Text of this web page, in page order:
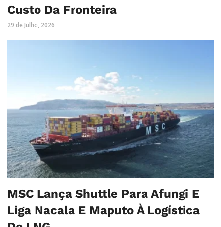
Custo Da Fronteira
29 de Julho, 2026
MSC Lança Shuttle Para Afungi E
Liga Nacala E Maputo À Logística